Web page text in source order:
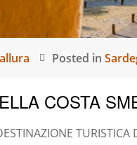
Posted in
COSTA